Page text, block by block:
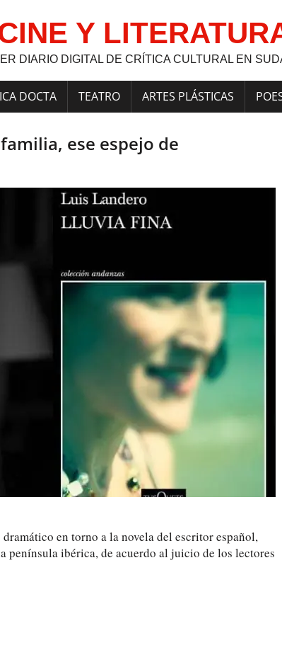
Y
DIARIO DIGITAL DE CRÍTICA CULTURAL EN
DOCTA TEATRO ARTES PLÁSTICAS
ese espejo de
en torno a la novela del escritor español,
península ibérica, de acuerdo al juicio de los lectores